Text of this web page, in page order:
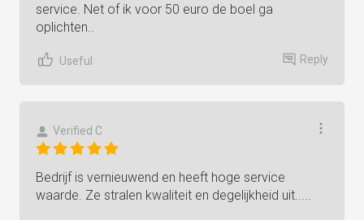
service. Net of ik voor 50 euro de boel ga
oplichten..
Useful Reply
Verified C
Bedrijf is vernieuwend en heeft hoge service
waarde. Ze stralen kwaliteit en degelijkheid uit.....